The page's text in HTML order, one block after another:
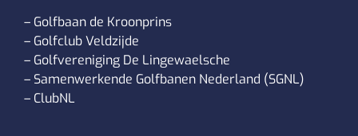
– Golfbaan de Kroonprins
– Golfclub Veldzijde
– Golfvereniging De Lingewaelsche
– Samenwerkende Golfbanen Nederland (SGNL)
– ClubNL